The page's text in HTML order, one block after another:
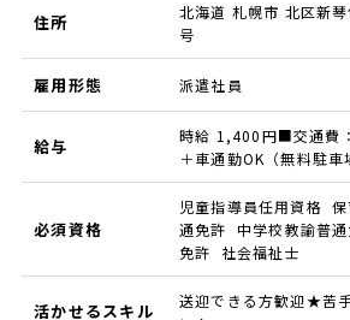
住所
北海道 札幌市 北区新
号
雇用形態 派遣社員
給与
時給 1,400円■交通費
＋車通勤OK（無料駐車
必須資格
児童指導員任用資格
通免許 中学校教諭普
免許 社会福祉士
活かせるスキル
送迎できる方歓迎★苦